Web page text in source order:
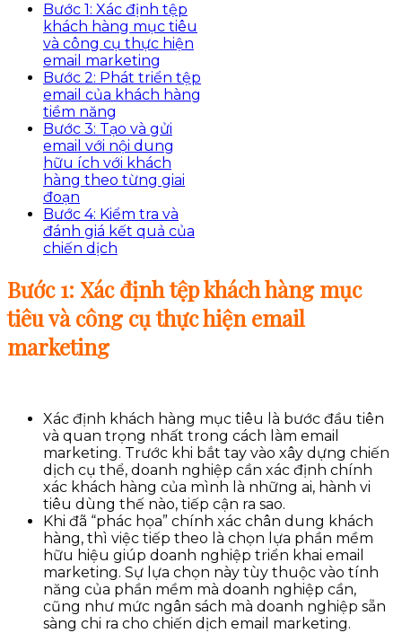
Bước 1: Xác định tệp
khách hàng mục tiêu
và công cụ thực hiện
email marketing
Bước 2: Phát triển tệp
email của khách hàng
tiềm năng
Bước 3: Tạo và gửi
email với nội dung
hữu ích với khách
hàng theo từng giai
đoạn
Bước 4: Kiểm tra và
đánh giá kết quả của
chiến dịch
Bước 1: Xác định tệp khách hàng mục
tiêu và công cụ thực hiện email
marketing
Xác định khách hàng mục tiêu là bước đầu tiên
và quan trọng nhất trong cách làm email
marketing. Trước khi bắt tay vào xây dựng chiến
dịch cụ thể, doanh nghiệp cần xác định chính
xác khách hàng của mình là những ai, hành vi
tiêu dùng thế nào, tiếp cận ra sao.
Khi đã “phác họa” chính xác chân dung khách
hàng, thì việc tiếp theo là chọn lựa phần mềm
hữu hiệu giúp doanh nghiệp triển khai email
marketing. Sự lựa chọn này tùy thuộc vào tính
năng của phần mềm mà doanh nghiệp cần,
cũng như mức ngân sách mà doanh nghiệp sẵn
sàng chi ra cho chiến dịch email marketing.